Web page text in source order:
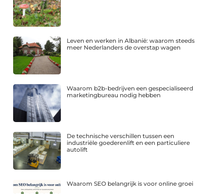
Leven en werken in Albanië: waarom steeds
meer Nederlanders de overstap wagen
Waarom b2b-bedrijven een gespecialiseerd
marketingbureau nodig hebben
De technische verschillen tussen een
industriële goederenlift en een particuliere
autolift
Waarom SEO belangrijk is voor online groei